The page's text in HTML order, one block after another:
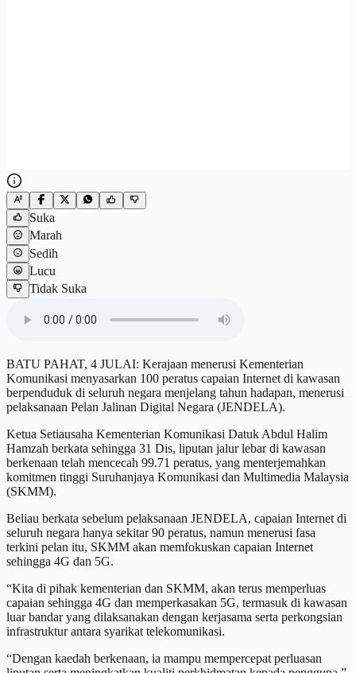
Suka
Marah
Sedih
Lucu
Tidak Suka
BATU PAHAT, 4 JULAI: Kerajaan menerusi Kementerian
Komunikasi menyasarkan 100 peratus capaian Internet di kawasan
berpenduduk di seluruh negara menjelang tahun hadapan, menerusi
pelaksanaan Pelan Jalinan Digital Negara (JENDELA).
Ketua Setiausaha Kementerian Komunikasi Datuk Abdul Halim
Hamzah berkata sehingga 31 Dis, liputan jalur lebar di kawasan
berkenaan telah mencecah 99.71 peratus, yang menterjemahkan
komitmen tinggi Suruhanjaya Komunikasi dan Multimedia Malaysia
(SKMM).
Beliau berkata sebelum pelaksanaan JENDELA, capaian Internet di
seluruh negara hanya sekitar 90 peratus, namun menerusi fasa
terkini pelan itu, SKMM akan memfokuskan capaian Internet
sehingga 4G dan 5G.
“Kita di pihak kementerian dan SKMM, akan terus memperluas
capaian sehingga 4G dan memperkasakan 5G, termasuk di kawasan
luar bandar yang dilaksanakan dengan kerjasama serta perkongsian
infrastruktur antara syarikat telekomunikasi.
“Dengan kaedah berkenaan, ia mampu mempercepat perluasan